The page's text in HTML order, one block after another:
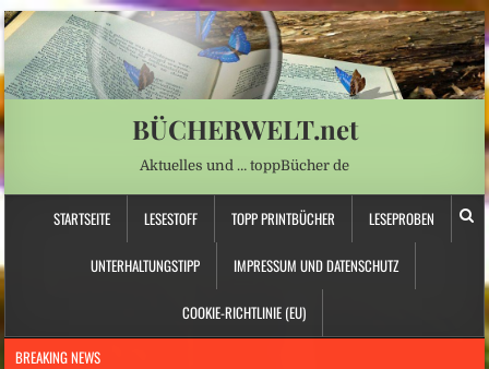
BÜCHERWELT.net
Aktuelles und … toppBücher de
STARTSEITE LESESTOFF TOPP PRINTBÜCHER LESEPROBEN
UNTERHALTUNGSTIPP IMPRESSUM UND DATENSCHUTZ
COOKIE-RICHTLINIE (EU)
BREAKING NEWS